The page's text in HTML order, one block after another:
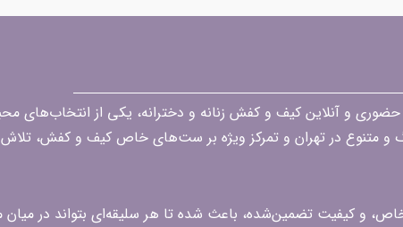
در زمینه فروش حضوری و آنلاین کیف و کفش زنانه و دخترانه، یکی از
و متنوع در تهران و تمرکز ویژه بر ست‌های خاص کیف و کفش، تلاش
و کیفیت تضمین‌شده، باعث شده تا هر سلیقه‌ای بتواند در